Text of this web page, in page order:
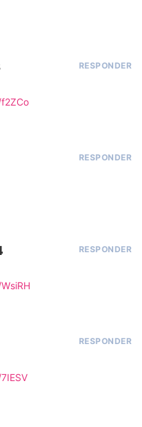
RESPONDER
RESPONDER
RESPONDER
RESPONDER